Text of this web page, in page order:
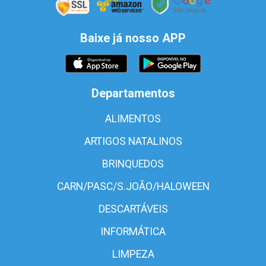
Baixe já nosso APP
Departamentos
ALIMENTOS
ARTIGOS NATALINOS
BRINQUEDOS
CARN/PASC/S.JOÃO/HALOWEEN
DESCARTÁVEIS
INFORMÁTICA
LIMPEZA